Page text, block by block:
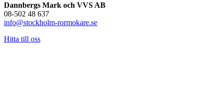
Dannbergs Mark och VVS AB
08-502 48 637
info@stockholm-rormokare.se
Hitta till oss